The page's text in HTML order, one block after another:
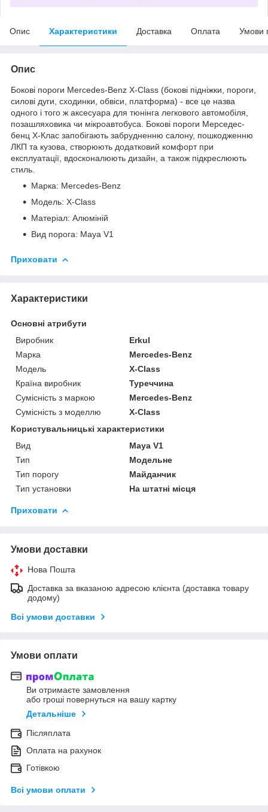
Опис Характеристики Доставка Оплата Умови
Опис
Бокові пороги Mercedes-Benz X-Class (бокові підніжки, пороги,
силові дуги, сходинки, обвіси, платформа) - все це назва
одного і того ж аксесуара для тюнінга легкового автомобіля,
позашляховика чи мікроавтобуса. Бокові пороги Мерседес-
бенц Х-Клас запобігають забрудненню салону, пошкодженню
ЛКП та кузова, створюють додатковий комфорт при
експлуатації, вдосконалюють дизайн, а також підкреслюють
стиль.
Марка: Mercedes-Benz
Модель: X-Class
Матеріал: Алюміній
Вид порога: Maya V1
Приховати
Характеристики
Основні атрибути
Виробник
Erkul
Марка
Mercedes-Benz
Модель
X-Class
Країна виробник
Туреччина
Сумісність з маркою
Mercedes-Benz
Сумісність з моделлю
X-Class
Користувальницькі характеристики
Вид
Maya V1
Тип
Модельне
Тип порогу
Майданчик
Тип установки
На штатні місця
Приховати
Умови доставки
Нова Пошта
Доставка за вказаною адресою клієнта (доставка товару
додому)
Всі умови доставки
Умови оплати
Ви отримаєте замовлення
або гроші повернуться на вашу картку
Детальніше
Післяплата
Оплата на рахунок
Готівкою
Всі умови оплати